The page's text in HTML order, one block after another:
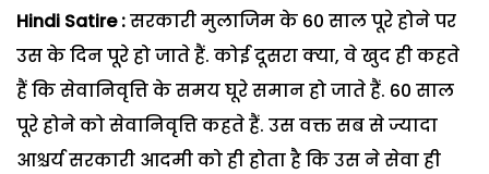
Hindi Satire :सरकारी मुलाजिम के 60 साल पूरे होने पर
उस के दिन पूरे हो जाते हैं. कोई दूसरा क्या, वे खुद ही कहते
हैं कि सेवानिवृत्ति के समय घूरे समान हो जाते हैं. 60 साल
पूरे होने को सेवानिवृत्ति कहते हैं. उस वक्त सब से ज्यादा
आश्चर्य सरकारी आदमी को ही होता है कि उस ने सेवा ही